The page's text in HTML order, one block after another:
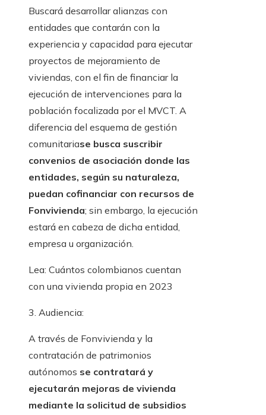
Buscará desarrollar alianzas con
entidades que contarán con la
experiencia y capacidad para ejecutar
proyectos de mejoramiento de
viviendas, con el fin de financiar la
ejecución de intervenciones para la
población focalizada por el MVCT. A
diferencia del esquema de gestión
comunitariase busca suscribir
convenios de asociación donde las
entidades, según su naturaleza,
puedan cofinanciar con recursos de
Fonvivienda; sin embargo, la ejecución
estará en cabeza de dicha entidad,
empresa u organización.
Lea: Cuántos colombianos cuentan
con una vivienda propia en 2023
3. Audiencia:
A través de Fonvivienda y la
contratación de patrimonios
autónomos se contratará y
ejecutarán mejoras de vivienda
mediante la solicitud de subsidios